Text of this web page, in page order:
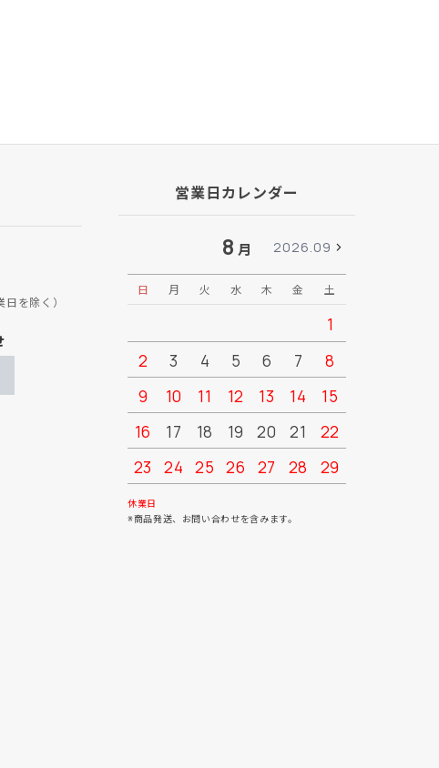
を除く）
営業日カレンダー
8 月 2026.09
日 月 火 水 木 金 土
1
2
3 4 5 6 7
8
9
10 11 12 13 14
15
16
17 18 19 20 21
22
23
24 25 26 27 28
29
30
休業日
※商品発送、お問い合わせを含みます。